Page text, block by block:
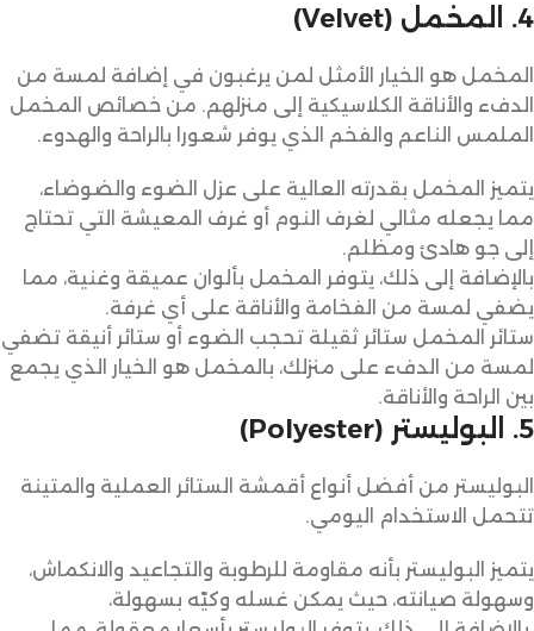
4. المخمل (Velvet)
المخمل هو الخيار الأمثل لمن يرغبون في إضافة لمسة من
الدفء والأناقة الكلاسيكية إلى منزلهم. من خصائص المخمل
الملمس الناعم والفخم الذي يوفر شعورا بالراحة والهدوء.
يتميز المخمل بقدرته العالية على عزل الضوء والضوضاء،
مما يجعله مثالي لغرف النوم أو غرف المعيشة التي تحتاج
إلى جو هادئ ومظلم.
بالإضافة إلى ذلك، يتوفر المخمل بألوان عميقة وغنية، مما
يضفي لمسة من الفخامة والأناقة على أي غرفة.
ستائر المخمل ستائر ثقيلة تحجب الضوء أو ستائر أنيقة تضفي
لمسة من الدفء على منزلك، بالمخمل هو الخيار الذي يجمع
بين الراحة والأناقة.
5. البوليستر (Polyester)
البوليستر من أفضل أنواع أقمشة الستائر العملية والمتينة
تتحمل الاستخدام اليومي.
يتميز البوليستر بأنه مقاومة للرطوبة والتجاعيد والانكماش،
وسهولة صيانته، حيث يمكن غسله وكيّه بسهولة،